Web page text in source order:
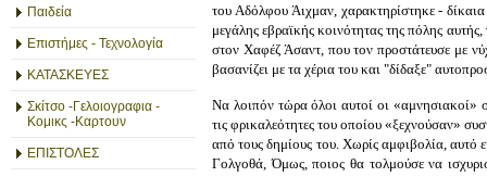
Παιδεία
Επιστήμες - Τεχνολογία
ΚΑΤΑΣΚΕΥΕΣ
Σκίτσο -Γελοιογραφια -
Κομικς -Καρτουν
ΕΠΙΣΤΟΛΕΣ
του Αδόλφου Άιχμαν, χαρακτηρίστηκε -
μεγάλης εβραϊκής κοινότητας της πόλης
στον Χαφέζ Άσαντ, που τον προστάτευσε με
βασανίζει με τα χέρια του και "δίδαξε"
Να λοιπόν τώρα όλοι αυτοί οι «αμνησιακοί»
τις φρικαλεότητες του οποίου «ξεχνούσαν»
από τους δημίους του. Χωρίς αμφιβολία, αυτό
Γολγοθά, Όμως, ποιος θα τολμούσε να